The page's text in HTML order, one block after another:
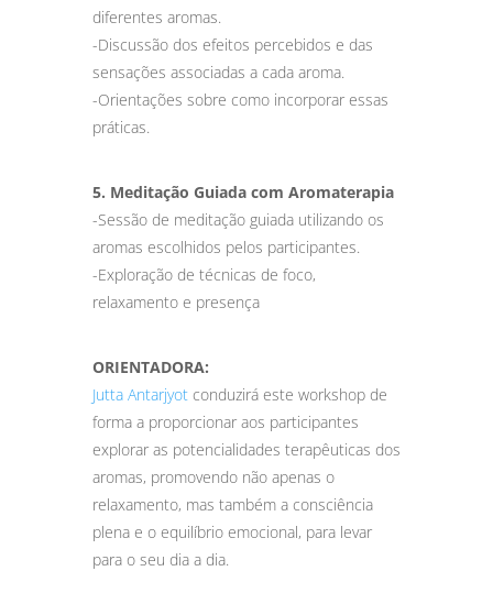
diferentes aromas.
-Discussão dos efeitos percebidos e das
sensações associadas a cada aroma.
-Orientações sobre como incorporar essas
práticas.
5. Meditação Guiada com Aromaterapia
-Sessão de meditação guiada utilizando os
aromas escolhidos pelos participantes.
-Exploração de técnicas de foco,
relaxamento e presença
ORIENTADORA:
Jutta Antarjyot conduzirá este workshop de
forma a proporcionar aos participantes
explorar as potencialidades terapêuticas dos
aromas, promovendo não apenas o
relaxamento, mas também a consciência
plena e o equilíbrio emocional, para levar
para o seu dia a dia.